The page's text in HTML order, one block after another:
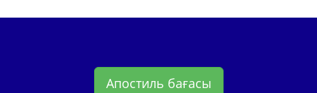
Апостиль бағасы